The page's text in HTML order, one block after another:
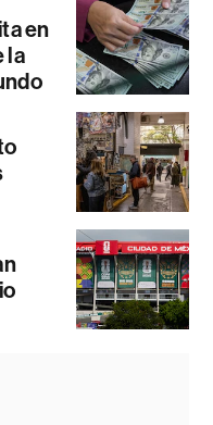
en
la